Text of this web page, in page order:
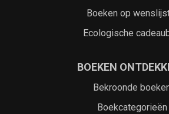
Boeken op
Ecologische
BOEKEN
Bekroonde
Boekcategorieën